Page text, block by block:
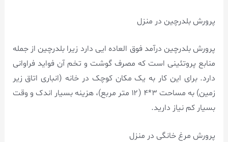
پرورش بلدرچین در منزل
پرورش بلدرچین درآمد فوق العاده ایی دارد زیرا بلدرچین از جمله
منابع پروتئینی است که مصرف گوشت و تخم آن فواید فراوانی
دارد. برای این کار به یک مکان کوچک در خانه (انباری اتاق زیر
زمین) به مساحت ۳*۴ (۱۲ متر مربع)، هزینه بسیار اندک و وقت
بسیار کم نیاز دارید.
پرورش مرغ خانگی در منزل